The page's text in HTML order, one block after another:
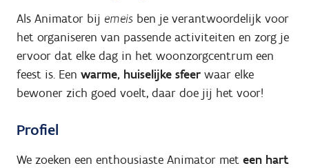
Als Animator bij emeis ben je verantwoordelijk voor
het organiseren van passende activiteiten en zorg je
ervoor dat elke dag in het woonzorgcentrum een
feest is. Een warme, huiselijke sfeer waar elke
bewoner zich goed voelt, daar doe jij het voor!
Profiel
We zoeken een enthousiaste Animator met een hart